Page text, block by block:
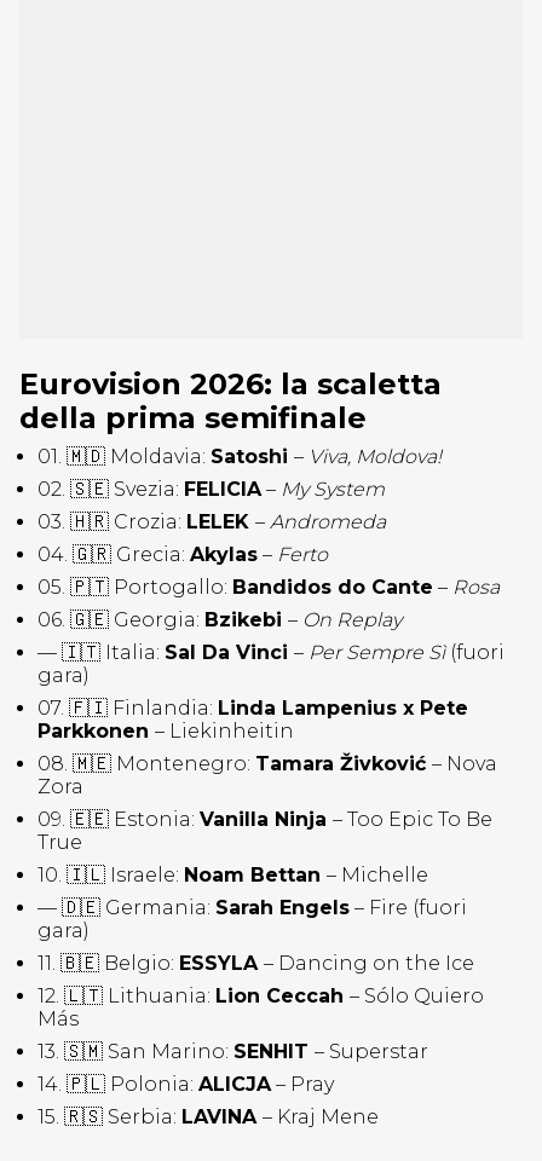
Eurovision 2026: la scaletta
della prima semifinale
01. 🇲🇩 Moldavia: Satoshi – Viva, Moldova!
02. 🇸🇪 Svezia: FELICIA– My System
03. 🇭🇷 Crozia: LELEK – Andromeda
04. 🇬🇷 Grecia: Akylas – Ferto
05. 🇵🇹 Portogallo: Bandidos do Cante – Rosa
06. 🇬🇪 Georgia: Bzikebi – On Replay
— 🇮🇹 Italia: Sal Da Vinci – Per Sempre Sì (fuori
gara)
07. 🇫🇮 Finlandia: Linda Lampenius x Pete
Parkkonen – Liekinheitin
08. 🇲🇪 Montenegro: Tamara Živković – Nova
Zora
09. 🇪🇪 Estonia: Vanilla Ninja – Too Epic To Be
True
10. 🇮🇱 Israele: Noam Bettan – Michelle
— 🇩🇪 Germania: Sarah Engels – Fire (fuori
gara)
11. 🇧🇪 Belgio: ESSYLA – Dancing on the Ice
12. 🇱🇹 Lithuania: Lion Ceccah – Sólo Quiero
Más
13. 🇸🇲 San Marino: SENHIT – Superstar
14. 🇵🇱 Polonia: ALICJA– Pray
15. 🇷🇸 Serbia: LAVINA – Kraj Mene